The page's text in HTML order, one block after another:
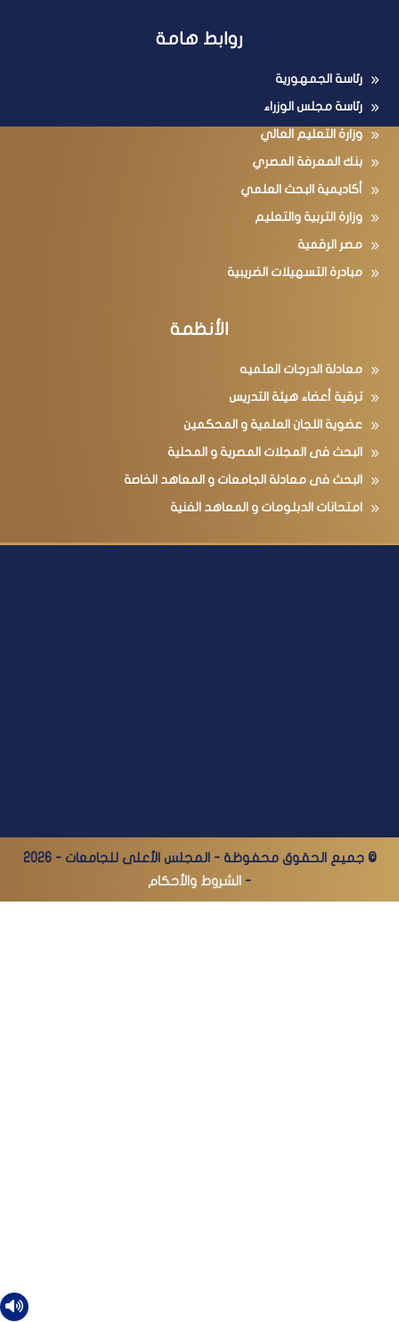
روابط هامة
رئاسة الجمهورية
رئاسة مجلس الوزراء
وزارة التعليم العالي
بنك المعرفة المصري
أكاديمية البحث العلمي
وزارة التربية والتعليم
مصر الرقمية
مبادرة التسهيلات الضريبية
الأنظمة
معادلة الدرجات العلميه
ترقية أعضاء هيئة التدريس
عضوية اللجان العلمية و المحكمين
البحث فى المجلات المصرية و المحلية
البحث فى معادلة الجامعات و المعاهد الخاصة
امتحانات الدبلومات و المعاهد الفنية
© جميع الحقوق محفوظة - المجلس الأعلى للجامعات - 2026
- الشروط والأحكام